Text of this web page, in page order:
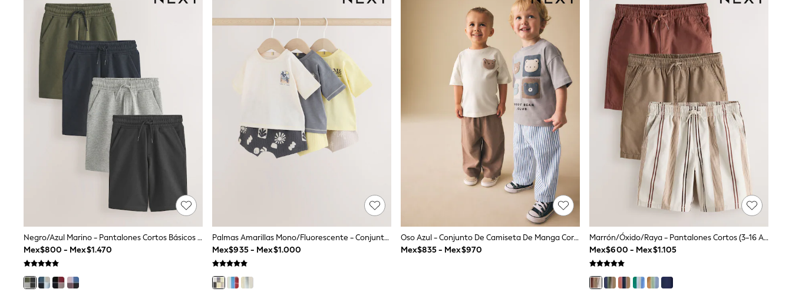
School Shoes
Half Sizes
Wellies
Wide Fit
New in
Summer Dresses
Occasion and Party Dresses
Floral Dresses
Sequin Dresses
Short Sleeve Dresses
Longsleeve Dresses
100% Cotton Dresses
Long Sleeve
Short Sleeve
Printed T-Shirts
Plain T-Shirts
Socks & Tights
All Bags & Accessories
Bags
Shop all
Hoodies & Sweatshirts
T-Shirts & Vests
Negro/Azul Marino - Pantalones Cortos Básicos (3-16años)
Mex$800 - Mex$1.470
Palmas Amarillas Mono/Fluorescente - Conjunto De Bebé De Camisetas Y Shorts 6 Pieza (0meses-2años)
Mex$935 - Mex$1.000
Oso Azul - Conjunto De Camiseta De Manga Corta Y Pantalones De Chándal Ligeros 2 (3meses-7años)
Mex$835 - Mex$970
Marrón/Óxido/Raya - Pantalones Cortos (3-16 Años)
Mex$600 - Mex$1.105